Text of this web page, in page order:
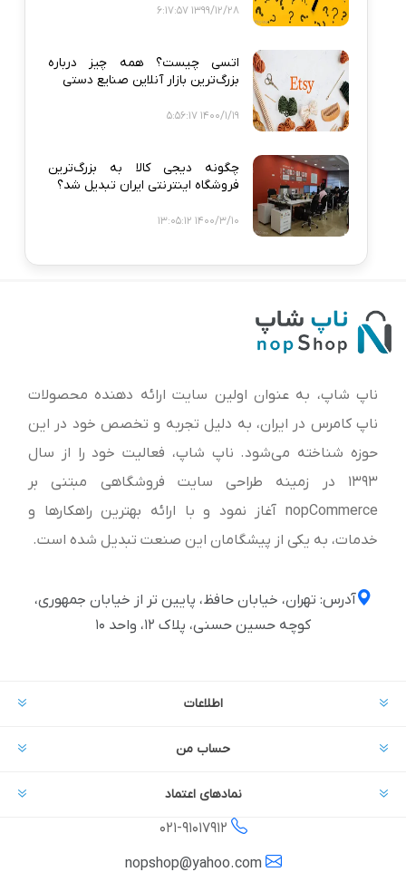
1399/12/28 6:17:57
اتسی چیست؟ همه‌ چیز درباره
بزرگ‌ترین بازار آنلاین صنایع دستی
1400/1/19 5:56:17
چگونه دیجی‌ کالا به بزرگ‌ترین
فروشگاه اینترنتی ایران تبدیل شد؟
1400/3/10 13:05:12
ناپ شاپ، به عنوان اولین سایت ارائه‌ دهنده محصولات
ناپ کامرس در ایران، به دلیل تجربه و تخصص خود در این
حوزه شناخته می‌شود. ناپ شاپ، فعالیت خود را از سال
1393 در زمینه طراحی سایت فروشگاهی مبتنی بر
nopCommerce آغاز نمود و با ارائه بهترین راهکارها و
خدمات، به یکی از پیشگامان این صنعت تبدیل شده است.
آدرس: تهران، خیابان حافظ، پایین تر از خیابان جمهوری،
کوچه حسین حسنی، پلاک ۱۲، واحد ۱۰
اطلاعات
حساب من
نمادهای اعتماد
021-91017912